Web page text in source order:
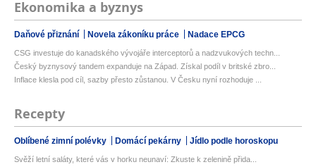
Ekonomika a byznys
Daňové přiznání Novela zákoníku práce Nadace EPCG
CSG investuje do kanadského vývojáře interceptorů a nadzvukových techn...
Český byznysový tandem expanduje na Západ. Získal podíl v britské zbro...
Inflace klesla pod cíl, sazby přesto zůstanou. V Česku nyní rozhoduje ...
Recepty
Oblíbené zimní polévky Domácí pekárny Jídlo podle horoskopu
Svěží letní saláty, které vás v horku neunaví: Zkuste k zelenině přida...